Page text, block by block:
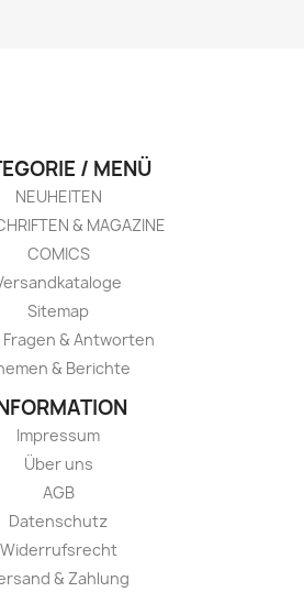
/ MENÜ
NEUHEITEN
& MAGAZINE
COMICS
Sitemap
Fragen & Antworten
& Berichte
Impressum
Über uns
AGB
Datenschutz
Widerrufsrecht
& Zahlung